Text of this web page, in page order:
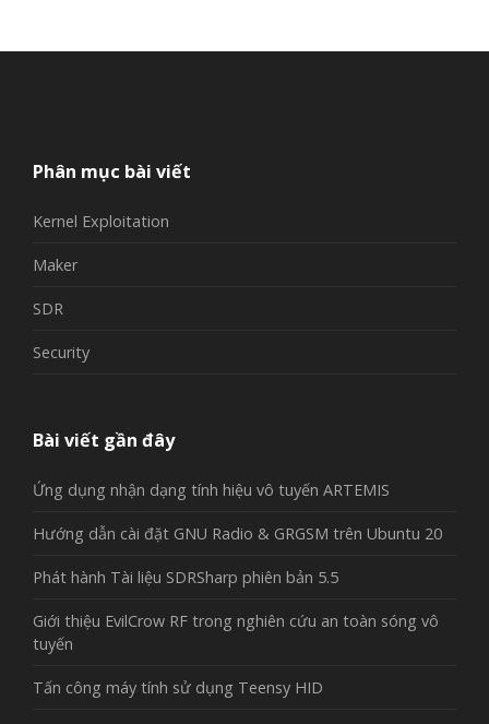
Phân mục bài viết
Kernel Exploitation
Maker
SDR
Security
Bài viết gần đây
Ứng dụng nhận dạng tính hiệu vô tuyến ARTEMIS
Hướng dẫn cài đặt GNU Radio & GRGSM trên Ubuntu 20
Phát hành Tài liệu SDRSharp phiên bản 5.5
Giới thiệu EvilCrow RF trong nghiên cứu an toàn sóng vô
tuyến
Tấn công máy tính sử dụng Teensy HID